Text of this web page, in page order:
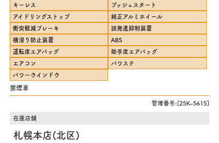
キーレス
プッシュスタート
アイドリングストップ
純正アルミホイール
衝突軽減ブレーキ
誤発進抑制装置
横滑り防止装置
ABS
運転席エアバッグ
助手席エアバッグ
エアコン
パワステ
パワーウインドウ
禁煙車
管理番号:[25K-5615]
在庫店舗
札幌本店(北区)